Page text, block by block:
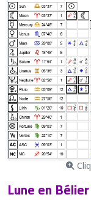
Lune en